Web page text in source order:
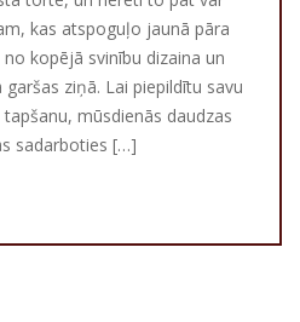
kas atspoguļo jaunā pāra
kopējā svinību dizaina un
ziņā. Lai piepildītu savu
mūsdienās daudzas
sadarboties […]